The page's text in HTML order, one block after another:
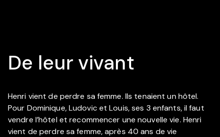
De leur vivant
Henri vient de perdre sa femme. Ils tenaient un hôtel.
Pour Dominique, Ludovic et Louis, ses 3 enfants, il faut
vendre l’hôtel et recommencer une nouvelle vie. Henri
vient de perdre sa femme, après 40 ans de vie